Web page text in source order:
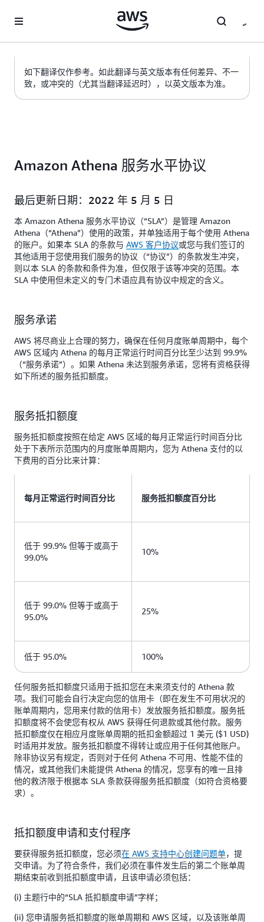
如下翻译仅作参考。如此翻译与英文版本有任何差异、不一
致，或冲突的（尤其当翻译延迟时），以英文版本为准。
Amazon Athena 服务水平协议
最后更新日期：2022 年 5 月 5 日
本 Amazon Athena 服务水平协议（“SLA”）是管理 Amazon
Athena（“Athena”）使用的政策，并单独适用于每个使用 Athena
的账户。如果本 SLA 的条款与 AWS 客户协议或您与我们签订的
其他适用于您使用我们服务的协议（“协议”）的条款发生冲突，
则以本 SLA 的条款和条件为准，但仅限于该等冲突的范围。本
SLA 中使用但未定义的专门术语应具有协议中规定的含义。
服务承诺
AWS 将尽商业上合理的努力，确保在任何月度账单周期中，每个
AWS 区域内 Athena 的每月正常运行时间百分比至少达到 99.9%
（“服务承诺”）。如果 Athena 未达到服务承诺，您将有资格获得
如下所述的服务抵扣额度。
服务抵扣额度
服务抵扣额度按照在给定 AWS 区域的每月正常运行时间百分比
处于下表所示范围内的月度账单周期内，您为 Athena 支付的以
下费用的百分比来计算：
每月正常运行时间百分比 服务抵扣额度百分比
低于 99.9% 但等于或高于
99.0%
10%
低于 99.0% 但等于或高于
95.0%
25%
低于 95.0% 100%
任何服务抵扣额度只适用于抵扣您在未来须支付的 Athena 款
项。我们可能会自行决定向您的信用卡（即在发生不可用状况的
账单周期内，您用来付款的信用卡）发放服务抵扣额度。服务抵
扣额度将不会使您有权从 AWS 获得任何退款或其他付款。服务
抵扣额度仅在相应月度账单周期的抵扣金额超过 1 美元 ($1 USD)
时适用并发放。服务抵扣额度不得转让或应用于任何其他账户。
除非协议另有规定，否则对于任何 Athena 不可用、性能不佳的
情况，或其他我们未能提供 Athena 的情况，您享有的唯一且排
他的救济限于根据本 SLA 条款获得服务抵扣额度（如符合资格要
求）。
抵扣额度申请和支付程序
要获得服务抵扣额度，您必须在 AWS 支持中心创建问题单，提
交申请。为了符合条件，我们必须在事件发生后的第二个账单周
期结束前收到抵扣额度申请，且该申请必须包括：
(i) 主题行中的“SLA 抵扣额度申请”字样；
(ii) 您申请服务抵扣额度的账单周期和 AWS 区域，以及该账单周